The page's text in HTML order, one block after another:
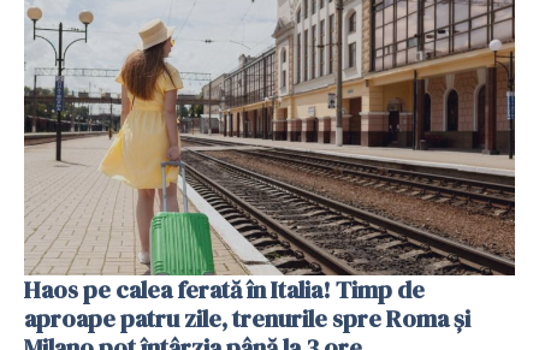
Haos pe calea ferată în Italia! Timp de
aproape patru zile, trenurile spre Roma și